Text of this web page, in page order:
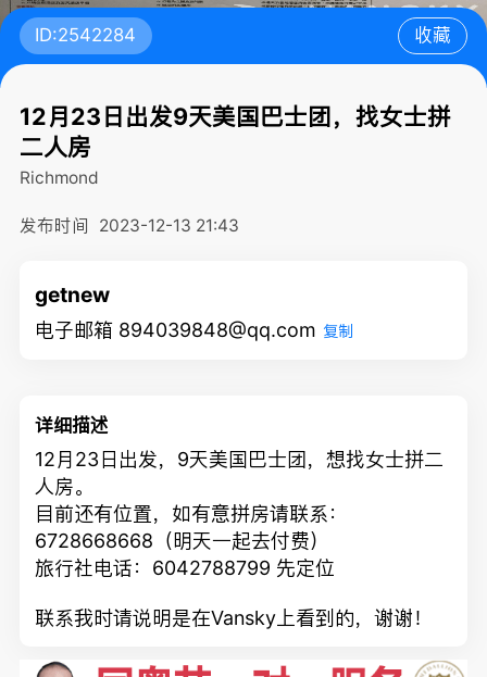
ID:2542284 收藏
12月23日出发9天美国巴士团，找女士拼
二人房
Richmond
发布时间 2023-12-13 21:43
getnew
电子邮箱 894039848@qq.com 复制
详细描述
12月23日出发，9天美国巴士团，想找女士拼二
人房。
目前还有位置，如有意拼房请联系：
6728668668（明天一起去付费）
旅行社电话：6042788799 先定位
联系我时请说明是在Vansky上看到的，谢谢！